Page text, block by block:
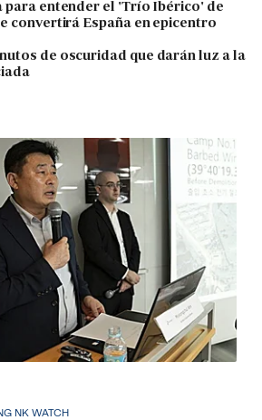
para entender el 'Trío Ibérico' de
convertirá España en epicentro
de oscuridad que darán luz a la
NK WATCH